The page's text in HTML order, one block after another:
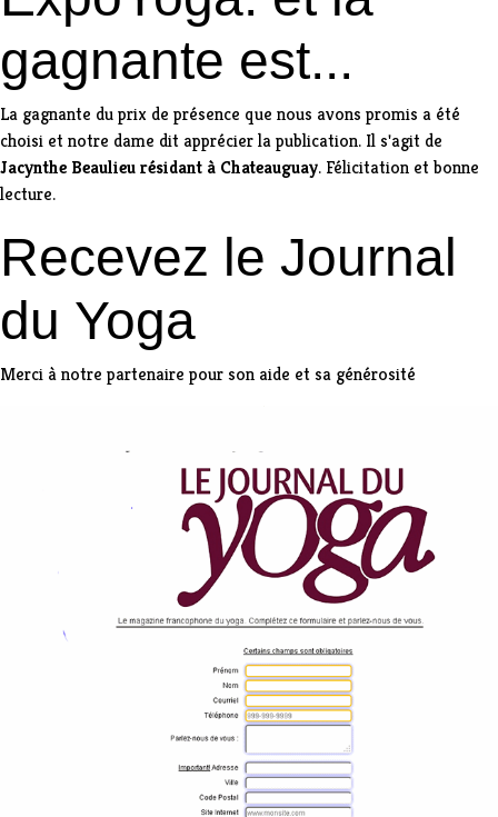
gagnante est...
La gagnante du prix de présence que nous avons promis a été
choisi et notre dame dit apprécier la publication. Il s'agit de
Jacynthe Beaulieu résidant à Chateauguay. Félicitation et bonne
lecture.
Recevez le Journal
du Yoga
Merci à notre partenaire pour son aide et sa générosité